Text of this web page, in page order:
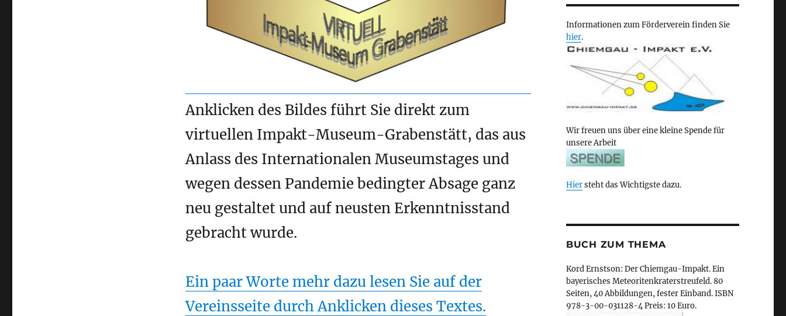
Anklicken des Bildes führt Sie direkt zum
virtuellen Impakt-Museum-Grabenstätt, das aus
Anlass des Internationalen Museumstages und
wegen dessen Pandemie bedingter Absage ganz
neu gestaltet und auf neusten Erkenntnisstand
gebracht wurde.
Ein paar Worte mehr dazu lesen Sie auf der
Vereinsseite durch Anklicken dieses Textes.
Informationen zum Förderverein finden Sie
hier.
Wir freuen uns über eine kleine Spende für
unsere Arbeit
Hiersteht das Wichtigste dazu.
BUCH ZUM THEMA
Kord Ernstson: Der Chiemgau-Impakt. Ein
bayerisches Meteoritenkraterstreufeld. 80
Seiten, 40 Abbildungen, fester Einband. ISBN
978-3-00-031128-4 Preis: 10 Euro.